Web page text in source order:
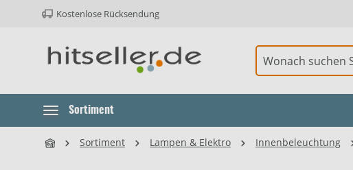
Hauptnavigation springen
Kostenlose Rücksendung
Sortiment
Sortiment Lampen & Elektro Innenbeleuchtung